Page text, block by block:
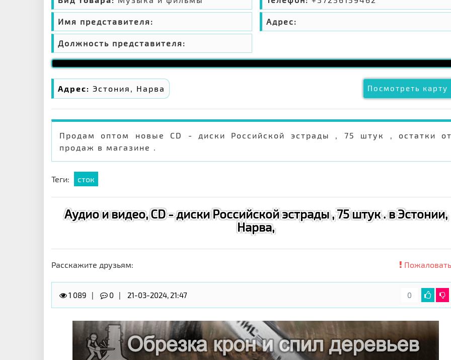
Имя представителя:
Должность представителя:
Адрес:
Адрес: Эстония, Нарва Посмотреть карту
Продам оптом новые CD - диски Российской эстрады , 75 штук , остатки
продаж в магазине .
Теги: сток
Аудио и видео, CD - диски Российской эстрады , 75 штук . в Эстонии,
Нарва,
Расскажите друзьям:
1 089 0 21-03-2024, 21:47 0